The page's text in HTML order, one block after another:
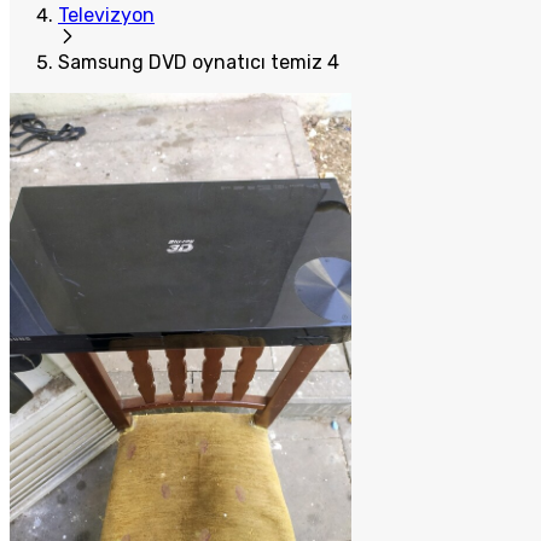
Televizyon
Samsung DVD oynatıcı temiz 4